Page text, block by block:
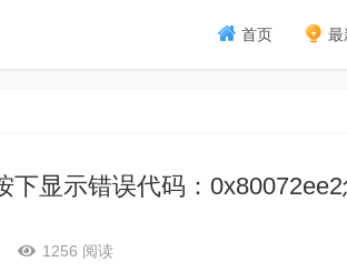
首页 最
显示错误代码：0x80072ee2
1256 阅读